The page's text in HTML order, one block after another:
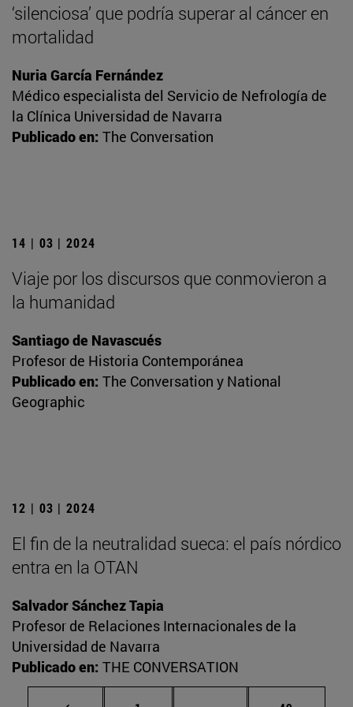
‘silenciosa’ que podría superar al cáncer en
mortalidad
Nuria García Fernández
Médico especialista del Servicio de Nefrología de
la Clínica Universidad de Navarra
Publicado en: The Conversation
14 | 03 | 2024
Viaje por los discursos que conmovieron a
la humanidad
Santiago de Navascués
Profesor de Historia Contemporánea
Publicado en: The Conversation y National
Geographic
12 | 03 | 2024
El fin de la neutralidad sueca: el país nórdico
entra en la OTAN
Salvador Sánchez Tapia
Profesor de Relaciones Internacionales de la
Universidad de Navarra
Publicado en: THE CONVERSATION